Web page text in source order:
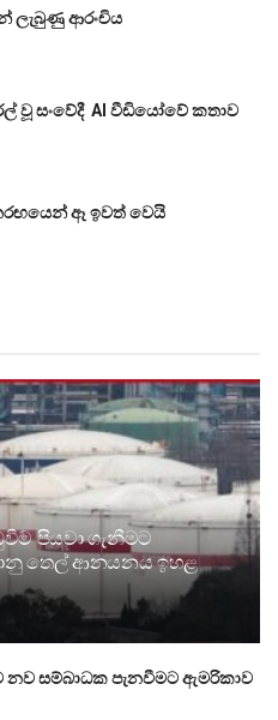
ලැබුණු ආරංචිය
සංවේදී AI වීඩියෝවේ කතාව
ඈ ඉවත් වෙයි
පියවා ගැනීමට
තෙල් ආනයනය ඉහළ
නව සම්බාධක පැනවීමට ඇමරිකාව